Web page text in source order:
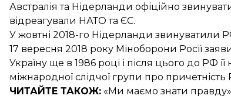
Австралія та Нідерланди офіційно
відреагували НАТО та ЄС.
У жовтні 2018-го Нідерланди звинуватили
17 вересня 2018 року Міноборони Росії
Україну ще в 1986 році і після цього до РФ
міжнародної слідчої групи про
ЧИТАЙТЕ ТАКОЖ: «Ми маємо знати